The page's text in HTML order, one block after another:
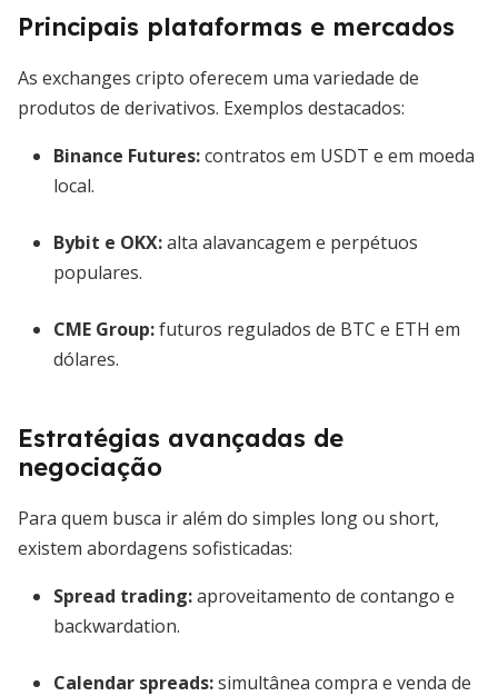
Principais plataformas e mercados
As exchanges cripto oferecem uma variedade de
produtos de derivativos. Exemplos destacados:
Binance Futures:contratos em USDT e em moeda
local.
Bybit e OKX:alta alavancagem e perpétuos
populares.
CME Group:futuros regulados de BTC e ETH em
dólares.
Estratégias avançadas de
negociação
Para quem busca ir além do simples long ou short,
existem abordagens sofisticadas:
Spread trading:aproveitamento de contango e
backwardation.
Calendar spreads:simultânea compra e venda de